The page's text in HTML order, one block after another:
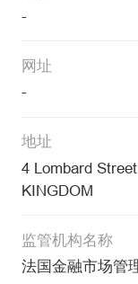
-
网址
-
地址
4 Lombard
KINGDOM
监管机构名称
法国金融市场管